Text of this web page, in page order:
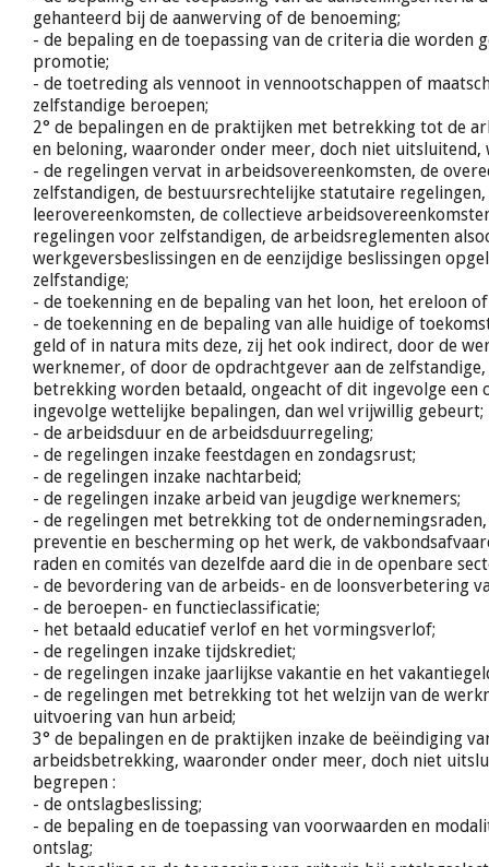
gehanteerd bij de aanwerving of de benoeming;
- de bepaling en de toepassing van de criteria die worden
promotie;
- de toetreding als vennoot in vennootschappen of
zelfstandige beroepen;
2° de bepalingen en de praktijken met betrekking tot de
en beloning, waaronder onder meer, doch niet
- de regelingen vervat in arbeidsovereenkomsten, de
zelfstandigen, de bestuursrechtelijke statutaire regelingen,
leerovereenkomsten, de collectieve
regelingen voor zelfstandigen, de arbeidsreglementen
werkgeversbeslissingen en de eenzijdige beslissingen
zelfstandige;
- de toekenning en de bepaling van het loon, het ereloon
- de toekenning en de bepaling van alle huidige of
geld of in natura mits deze, zij het ook indirect, door de
werknemer, of door de opdrachtgever aan de
betrekking worden betaald, ongeacht of dit ingevolge een
ingevolge wettelijke bepalingen, dan wel vrijwillig gebeurt;
- de arbeidsduur en de arbeidsduurregeling;
- de regelingen inzake feestdagen en zondagsrust;
- de regelingen inzake nachtarbeid;
- de regelingen inzake arbeid van jeugdige werknemers;
- de regelingen met betrekking tot de
preventie en bescherming op het werk, de
raden en comités van dezelfde aard die in de openbare
- de bevordering van de arbeids- en de loonsverbetering
- de beroepen- en functieclassificatie;
- het betaald educatief verlof en het vormingsverlof;
- de regelingen inzake tijdskrediet;
- de regelingen inzake jaarlijkse vakantie en het
- de regelingen met betrekking tot het welzijn van de
uitvoering van hun arbeid;
3° de bepalingen en de praktijken inzake de beëindiging
arbeidsbetrekking, waaronder onder meer, doch niet
begrepen :
- de ontslagbeslissing;
- de bepaling en de toepassing van voorwaarden en
ontslag;